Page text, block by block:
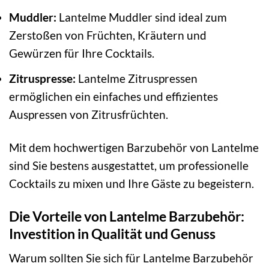
Muddler: Lantelme Muddler sind ideal zum
Zerstoßen von Früchten, Kräutern und
Gewürzen für Ihre Cocktails.
Zitruspresse: Lantelme Zitruspressen
ermöglichen ein einfaches und effizientes
Auspressen von Zitrusfrüchten.
Mit dem hochwertigen Barzubehör von Lantelme
sind Sie bestens ausgestattet, um professionelle
Cocktails zu mixen und Ihre Gäste zu begeistern.
Die Vorteile von Lantelme Barzubehör:
Investition in Qualität und Genuss
Warum sollten Sie sich für Lantelme Barzubehör